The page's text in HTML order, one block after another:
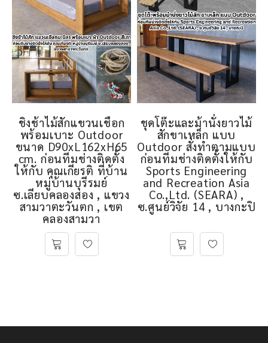
ชิงช้าไม้สักแขวนเชือก
พร้อมเบาะ Outdoor
ขนาด D90xL162xH65
cm. ก่อนทีมช่างติดตั้ง
ให้กับ คุณเกียรติ ที่บ้าน
หมู่บ้านบุรีรมย์
ซ.เลียบคลองสอง , แขวง
สามวาตะวันตก , เขต
คลองสามวา
ชุดโต๊ะและม้านั่งยาวไม้
สักขาเหล็ก แบบ
Outdoor สั่งทำตามแบบ
ก่อนทีมช่างติดตั้งให้กับ
Sports Engineering
and Recreation Asia
Co.,Ltd. (SEARA) ,
ซ.ศูนย์วิจัย 14 , บางกะปิ